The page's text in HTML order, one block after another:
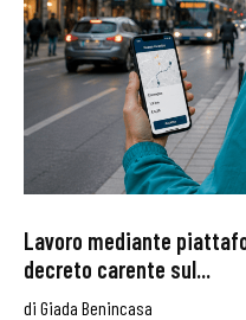
Lavoro mediante
decreto carente sul...
di Giada Benincasa